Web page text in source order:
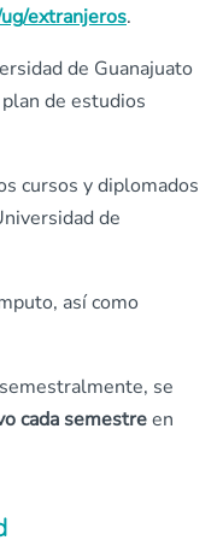
extranjeros.
de Guanajuato
de estudios
cursos y diplomados
de
así como
se
cada semestreen